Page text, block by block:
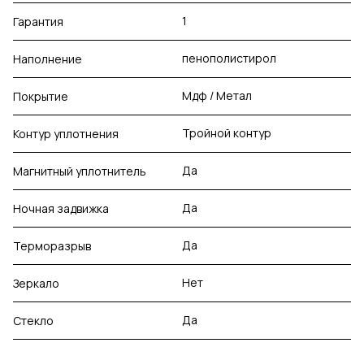
Гарантия 1
Наполнение пенополистирол
Покрытие Мдф / Метал
Контур уплотнения Тройной контур
Магнитный уплотнитель Да
Ночная задвижка Да
Терморазрыв Да
Зеркало Нет
Стекло Да